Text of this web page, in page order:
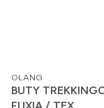
PRODUCENT
OLANG
BUTY